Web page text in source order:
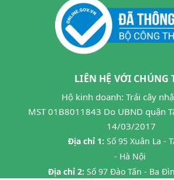
LIÊN HỆ VỚI CHÚNG
Hộ kinh doanh: Trái cây
MST 01B8011843 Do UBND quận
14/03/2017
Địa chỉ 1: Số 95 Xuân La -
- Hà Nội
Địa chỉ 2: Số 97 Đào Tấn - Ba